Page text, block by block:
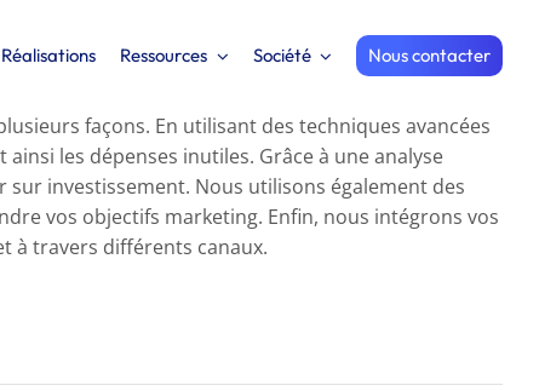
Réalisations Ressources Société Nous contacter
façons. En utilisant des techniques avancées
les dépenses inutiles. Grâce à une analyse
investissement. Nous utilisons également des
vos objectifs marketing. Enfin, nous intégrons vos
à travers différents canaux.